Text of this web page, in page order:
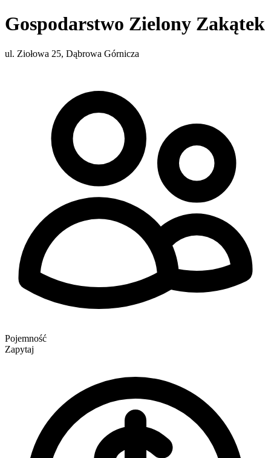
Gospodarstwo Zielony Zakątek
ul. Ziołowa 25, Dąbrowa Górnicza
Pojemność
Zapytaj